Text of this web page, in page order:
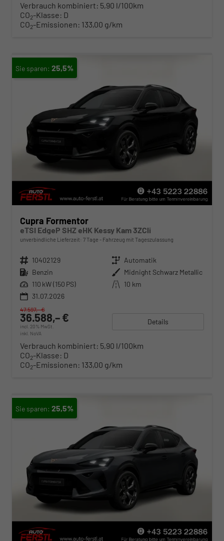
Verbrauch kombiniert: 5,90 l/100km
CO2-Klasse: D
CO2-Emissionen: 133,00 g/km
25,5%
Cupra Formentor
eTSI EdgeP SHZ eHK Kessy Kam 3ZCli
unverbindliche Lieferzeit: 7 Tage Fahrzeug mit Tageszulassung
Fahrzeugnr. 10402129 Getriebe Automatik
Kraftstoff Benzin Außenfarbe Midnight Schwarz Metallic
Leistung 110 kW (150 PS) Kilometerstand 10 km
31.07.2026
36.588,– €
incl. 20% MwSt.
inkl. NoVA
47.597,– €
Details
Verbrauch kombiniert: 5,90 l/100km
CO2-Klasse: D
CO2-Emissionen: 133,00 g/km
25,5%